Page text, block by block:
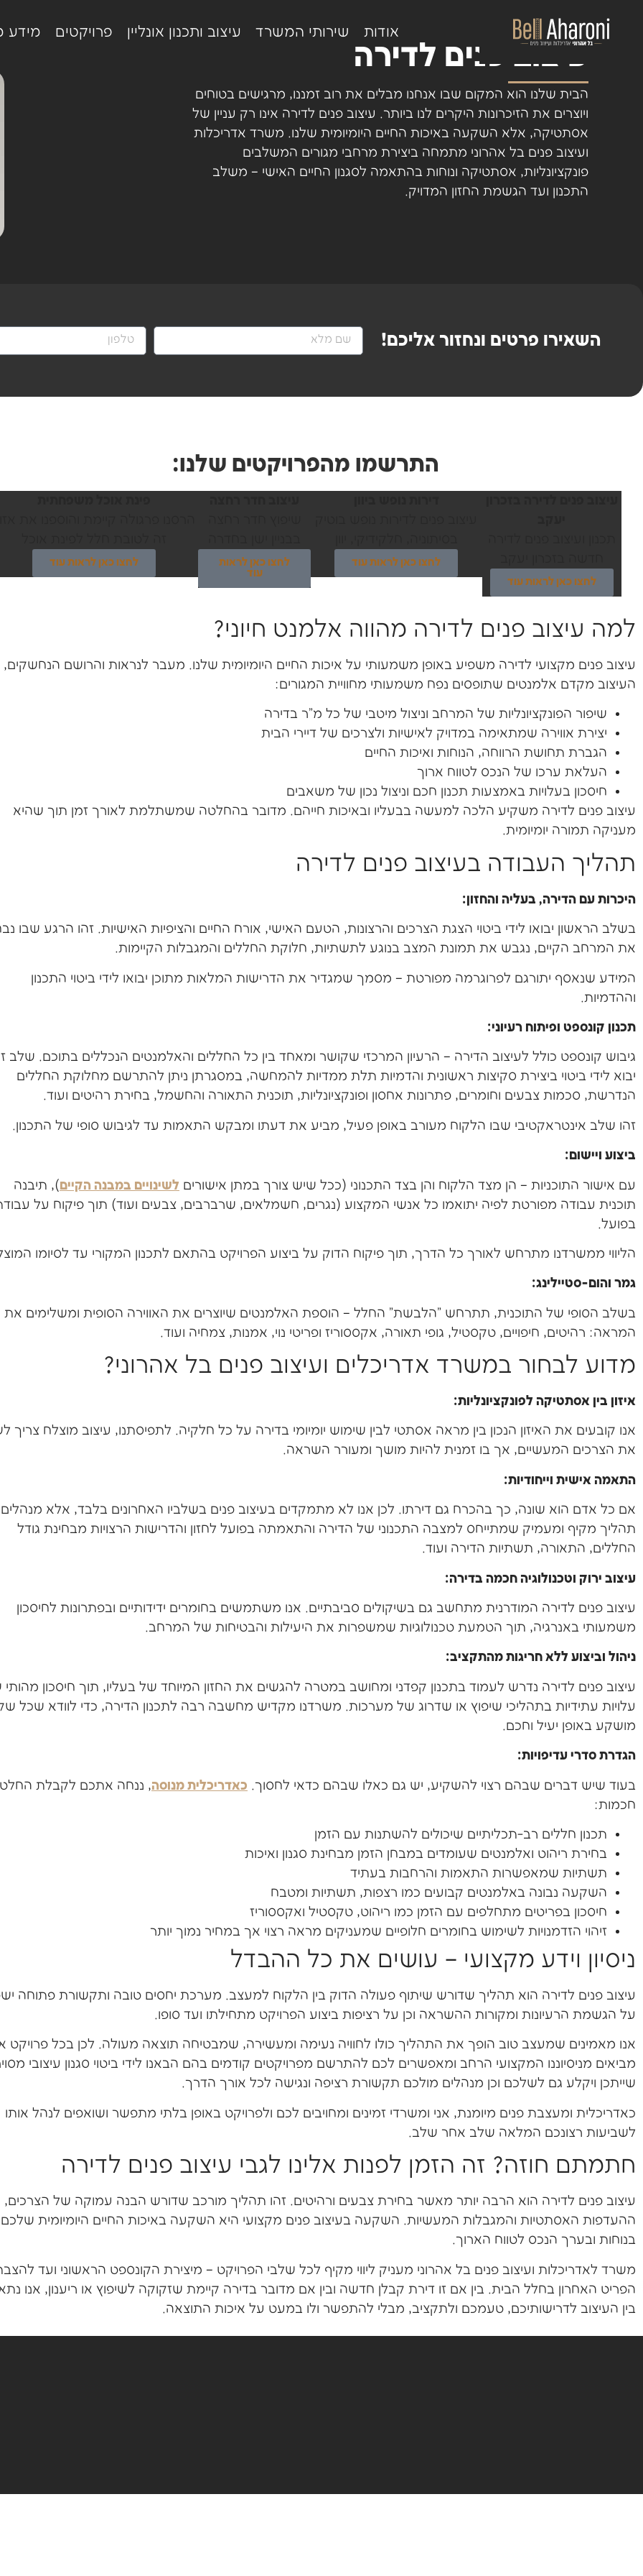
אודות שירותי המשרד עיצוב ותכנון אונליין פרויקטים מידע
עיצוב פנים לדירה
הבית שלנו הוא המקום שבו אנחנו מבלים את רוב זמננו, מרגישים בטוחים
ויוצרים את הזיכרונות היקרים לנו ביותר. עיצוב פנים לדירה אינו רק עניין של
אסתטיקה, אלא השקעה באיכות החיים היומיומית שלנו. משרד אדריכלות
ועיצוב פנים בל אהרוני מתמחה ביצירת מרחבי מגורים המשלבים
פונקציונליות, אסתטיקה ונוחות בהתאמה לסגנון החיים האישי – משלב
התכנון ועד הגשמת החזון המדויק.
השאירו פרטים ונחזור אליכם!
התרשמו מהפרויקטים שלנו:
לחצו כאן לראות עוד
לחצו כאן לראות עוד
לחצו כאן לראות
עוד
לחצו כאן לראות עוד
למה עיצוב פנים לדירה מהווה אלמנט חיוני?
עיצוב פנים מקצועי לדירה משפיע באופן משמעותי על איכות החיים היומיומית שלנו. מעבר לנראות והרושם הנחשקים,
העיצוב מקדם אלמנטים שתופסים נפח משמעותי מחוויית המגורים:
שיפור הפונקציונליות של המרחב וניצול מיטבי של כל מ"ר בדירה
יצירת אווירה שמתאימה במדויק לאישיות ולצרכים של דיירי הבית
הגברת תחושת הרווחה, הנוחות ואיכות החיים
העלאת ערכו של הנכס לטווח ארוך
חיסכון בעלויות באמצעות תכנון חכם וניצול נכון של משאבים
עיצוב פנים לדירה משקיע הלכה למעשה בבעליו ובאיכות חייהם. מדובר בהחלטה שמשתלמת לאורך זמן תוך שהיא
מעניקה תמורה יומיומית.
תהליך העבודה בעיצוב פנים לדירה
היכרות עם הדירה, בעליה והחזון:
בשלב הראשון יבואו לידי ביטוי הצגת הצרכים והרצונות, הטעם האישי, אורח החיים והציפיות האישיות. זהו הרגע שבו
את המרחב הקיים, נגבש את תמונת המצב בנוגע לתשתיות, חלוקת החללים והמגבלות הקיימות.
המידע שנאסף יתורגם לפרוגרמה מפורטת – מסמך שמגדיר את הדרישות המלאות מתוכן יבואו לידי ביטוי התכנון
וההדמיות.
תכנון קונספט ופיתוח רעיוני:
גיבוש קונספט כולל לעיצוב הדירה – הרעיון המרכזי שקושר ומאחד בין כל החללים והאלמנטים הנכללים בתוכם. שלב
יבוא לידי ביטוי ביצירת סקיצות ראשונית והדמיות תלת ממדיות להמחשה, במסגרתן ניתן להתרשם מחלוקת החללים
הנדרשת, סכמות צבעים וחומרים, פתרונות אחסון ופונקציונליות, תוכנית התאורה והחשמל, בחירת רהיטים ועוד.
זהו שלב אינטראקטיבי שבו הלקוח מעורב באופן פעיל, מביע את דעתו ומבקש התאמות עד לגיבוש סופי של התכנון.
ביצוע ויישום:
עם אישור התוכניות – הן מצד הלקוח והן בצד התכנוני (ככל שיש צורך במתן אישורים לשינויים במבנה הקיים), תיבנה
תוכנית עבודה מפורטת לפיה יתואמו כל אנשי המקצוע (נגרים, חשמלאים, שרברבים, צבעים ועוד) תוך פיקוח על
בפועל.
הליווי ממשרדנו מתרחש לאורך כל הדרך, תוך פיקוח הדוק על ביצוע הפרויקט בהתאם לתכנון המקורי עד לסיומו
גמר והום-סטיילינג:
בשלב הסופי של התוכנית, תתרחש "הלבשת" החלל – הוספת האלמנטים שיוצרים את האווירה הסופית ומשלימים את
המראה: רהיטים, חיפויים, טקסטיל, גופי תאורה, אקססוריז ופריטי נוי, אמנות, צמחיה ועוד.
מדוע לבחור במשרד אדריכלים ועיצוב פנים בל אהרוני?
איזון בין אסתטיקה לפונקציונליות:
אנו קובעים את האיזון הנכון בין מראה אסתטי לבין שימוש יומיומי בדירה על כל חלקיה. לתפיסתנו, עיצוב מוצלח צריך
את הצרכים המעשיים, אך בו זמנית להיות מושך ומעורר השראה.
התאמה אישית וייחודיות:
אם כל אדם הוא שונה, כך בהכרח גם דירתו. לכן אנו לא מתמקדים בעיצוב פנים בשלביו האחרונים בלבד, אלא מנהלים
תהליך מקיף ומעמיק שמתייחס למצבה התכנוני של הדירה והתאמתה בפועל לחזון והדרישות הרצויות מבחינת גודל
החללים, התאורה, תשתיות הדירה ועוד.
עיצוב ירוק וטכנולוגיה חכמה בדירה:
עיצוב פנים לדירה המודרנית מתחשב גם בשיקולים סביבתיים. אנו משתמשים בחומרים ידידותיים ובפתרונות לחיסכון
משמעותי באנרגיה, תוך הטמעת טכנולוגיות שמשפרות את היעילות והבטיחות של המרחב.
ניהול וביצוע ללא חריגות מהתקציב:
עיצוב פנים לדירה נדרש לעמוד בתכנון קפדני ומחושב במטרה להגשים את החזון המיוחד של בעליו, תוך חיסכון
עלויות עתידיות בתהליכי שיפוץ או שדרוג של מערכות. משרדנו מקדיש מחשבה רבה לתכנון הדירה, כדי לוודא שכל
מושקע באופן יעיל וחכם.
הגדרת סדרי עדיפויות:
בעוד שיש דברים שבהם רצוי להשקיע, יש גם כאלו שבהם כדאי לחסוך. כאדריכלית מנוסה, ננחה אתכם לקבלת
חכמות:
תכנון חללים רב-תכליתיים שיכולים להשתנות עם הזמן
בחירת ריהוט ואלמנטים שעומדים במבחן הזמן מבחינת סגנון ואיכות
תשתיות שמאפשרות התאמות והרחבות בעתיד
השקעה נבונה באלמנטים קבועים כמו רצפות, תשתיות ומטבח
חיסכון בפריטים מתחלפים עם הזמן כמו ריהוט, טקסטיל ואקססוריז
זיהוי הזדמנויות לשימוש בחומרים חלופיים שמעניקים מראה רצוי אך במחיר נמוך יותר
ניסיון וידע מקצועי – עושים את כל ההבדל
עיצוב פנים לדירה הוא תהליך שדורש שיתוף פעולה הדוק בין הלקוח למעצב. מערכת יחסים טובה ותקשורת פתוחה
על הגשמת הרעיונות ומקורות ההשראה וכן על רציפות ביצוע הפרויקט מתחילתו ועד סופו.
אנו מאמינים שמעצב טוב הופך את התהליך כולו לחוויה נעימה ומעשירה, שמבטיחה תוצאה מעולה. לכן בכל פרויקט
מביאים מניסיוננו המקצועי הרחב ומאפשרים לכם להתרשם מפרויקטים קודמים בהם הבאנו לידי ביטוי סגנון עיצובי
שייתכן ויקלע גם לשלכם וכן מנהלים מולכם תקשורת רציפה ונגישה לכל אורך הדרך.
כאדריכלית ומעצבת פנים מיומנת, אני ומשרדי זמינים ומחויבים לכם ולפרויקט באופן בלתי מתפשר ושואפים לנהל אותו
לשביעות רצונכם המלאה שלב אחר שלב.
חתמתם חוזה? זה הזמן לפנות אלינו לגבי עיצוב פנים לדירה
עיצוב פנים לדירה הוא הרבה יותר מאשר בחירת צבעים ורהיטים. זהו תהליך מורכב שדורש הבנה עמוקה של הצרכים,
ההעדפות האסתטיות והמגבלות המעשיות. השקעה בעיצוב פנים מקצועי היא השקעה באיכות החיים היומיומית
בנוחות ובערך הנכס לטווח הארוך.
משרד לאדריכלות ועיצוב פנים בל אהרוני מעניק ליווי מקיף לכל שלבי הפרויקט – מיצירת הקונספט הראשוני ועד
הפריט האחרון בחלל הבית. בין אם זו דירת קבלן חדשה ובין אם מדובר בדירה קיימת שזקוקה לשיפוץ או ריענון, אנו
בין העיצוב לדרישותיכם, טעמכם ולתקציב, מבלי להתפשר ולו במעט על איכות התוצאה.